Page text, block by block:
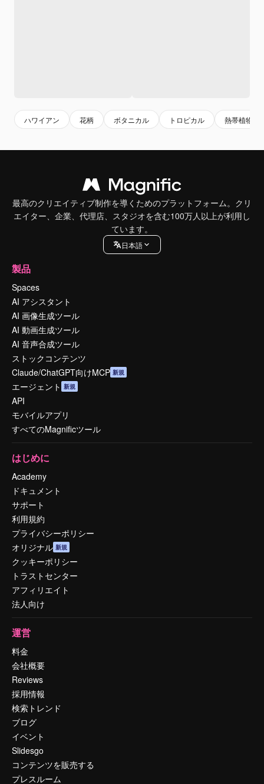
ハワイアン 花柄 ボタニカル トロピカル 熱帯植物
最高のクリエイティブ制作を導くためのプラットフォーム。クリ
エイター、企業、代理店、スタジオを含む100万人以上が利用し
ています。
日本語
製品
Spaces
AI アシスタント
AI 画像生成ツール
AI 動画生成ツール
AI 音声合成ツール
ストックコンテンツ
Claude/ChatGPT向けMCP 新規
エージェント 新規
API
モバイルアプリ
すべてのMagnificツール
はじめに
Academy
ドキュメント
サポート
利用規約
プライバシーポリシー
オリジナル 新規
クッキーポリシー
トラストセンター
アフィリエイト
法人向け
運営
料金
会社概要
Reviews
採用情報
検索トレンド
ブログ
イベント
Slidesgo
コンテンツを販売する
プレスルーム